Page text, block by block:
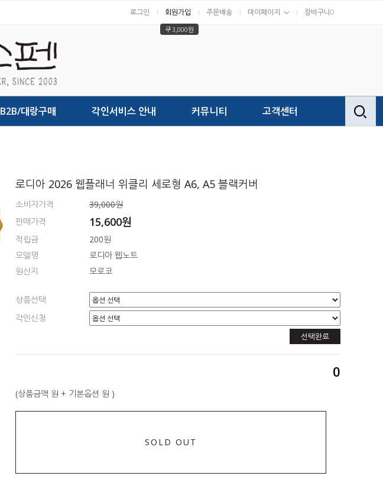
로그인 회원가입
쿠 3,000원
주문배송 마이페이지 장바구니0
B2B/대랑구매 각인서비스 안내 커뮤니티 고객센터
로디아 2026 웹플래너 위클리 세로형 A6, A5 블랙커버
소비자가격
39,000원
판매가격
15,600원
적립금
200원
모델명
로디아 웹노트
원산지
모로코
상품선택
각인신청
선택완료
0
(상품금액 원 + 기본옵션 원 )
SOLD OUT